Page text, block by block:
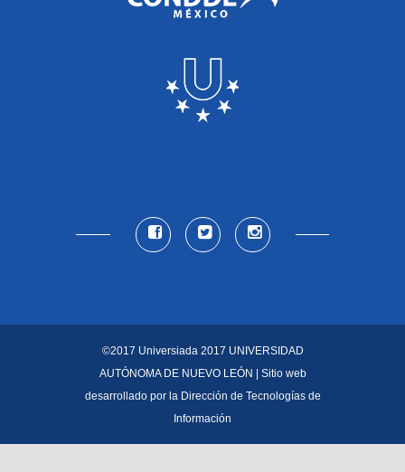
©2017 Universiada 2017 UNIVERSIDAD
AUTÓNOMA DE NUEVO LEÓN | Sitio web
desarrollado por la Dirección de Tecnologías de
Información